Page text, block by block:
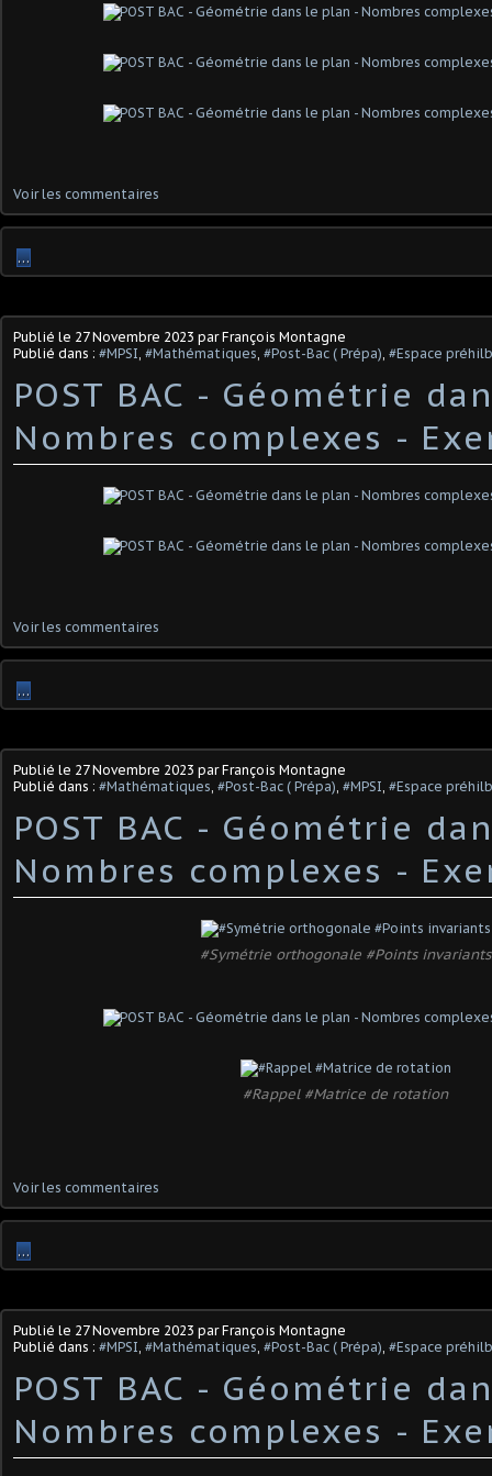
Voir les commentaires
…
Publié le 27 Novembre 2023 par François Montagne
Publié dans : #MPSI #Mathématiques #Post-Bac ( Prépa) #Espace
POST BAC - Géométrie
Nombres complexes -
Voir les commentaires
…
Publié le 27 Novembre 2023 par François Montagne
Publié dans : #Mathématiques #Post-Bac ( Prépa) #MPSI #Espace
POST BAC - Géométrie
Nombres complexes -
#Symétrie orthogonale #Points invariants
#Rappel #Matrice de rotation
Voir les commentaires
…
Publié le 27 Novembre 2023 par François Montagne
Publié dans : #MPSI #Mathématiques #Post-Bac ( Prépa) #Espace
POST BAC - Géométrie
Nombres complexes -